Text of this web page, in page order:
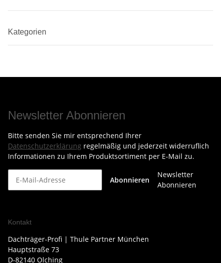
Kategorien
Newsletter Abonnieren
Bitte senden Sie mir entsprechend Ihrer
Datenschutzerklärung regelmäßig und jederzeit widerruflich
Informationen zu Ihrem Produktsortiment per E-Mail zu.
Abonnieren
Newsletter
Abonnieren
Kontakt
Dachträger-Profi | Thule Partner München
Hauptstraße 73
D-82140 Olching